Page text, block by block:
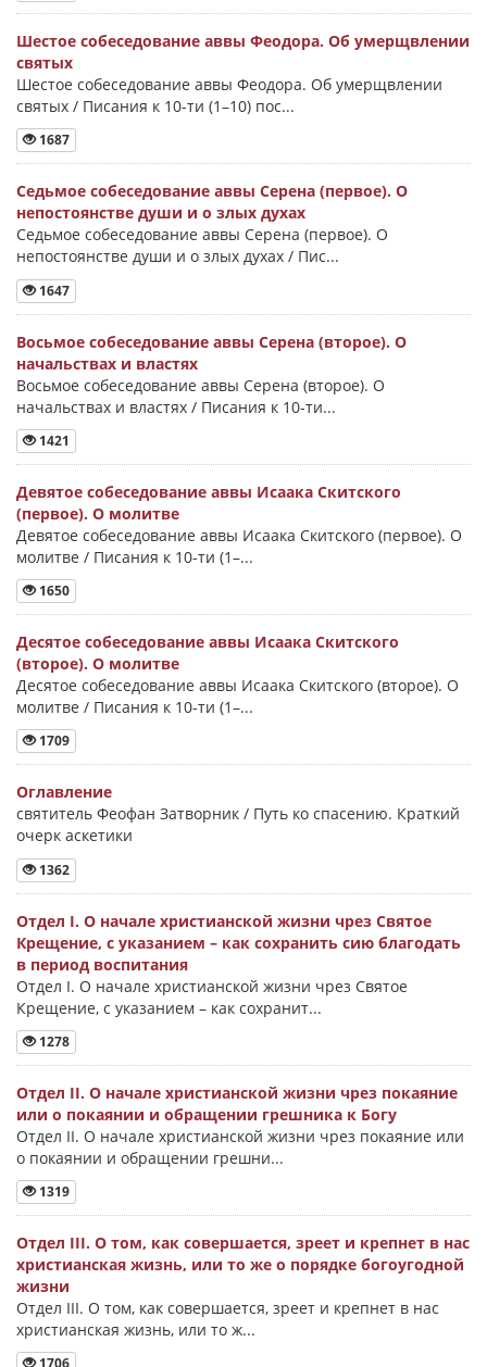
Шестое собеседование аввы Феодора. Об умерщвлении
святых
Шестое собеседование аввы Феодора. Об умерщвлении
святых / Писания к 10-ти (1–10) пос...
1687
Седьмое собеседование аввы Серена (первое). О
непостоянстве души и о злых духах
Седьмое собеседование аввы Серена (первое). О
непостоянстве души и о злых духах / Пис...
1647
Восьмое собеседование аввы Серена (второе). О
начальствах и властях
Восьмое собеседование аввы Серена (второе). О
начальствах и властях / Писания к 10-ти...
1421
Девятое собеседование аввы Исаака Скитского
(первое). О молитве
Девятое собеседование аввы Исаака Скитского (первое). О
молитве / Писания к 10-ти (1–...
1650
Десятое собеседование аввы Исаака Скитского
(второе). О молитве
Десятое собеседование аввы Исаака Скитского (второе). О
молитве / Писания к 10-ти (1–...
1709
Оглавление
святитель Феофан Затворник / Путь ко спасению. Краткий
очерк аскетики
1362
Отдел I. О начале христианской жизни чрез Святое
Крещение, с указанием – как сохранить сию благодать
в период воспитания
Отдел I. О начале христианской жизни чрез Святое
Крещение, с указанием – как сохранит...
1278
Отдел II. О начале христианской жизни чрез покаяние
или о покаянии и обращении грешника к Богу
Отдел II. О начале христианской жизни чрез покаяние или
о покаянии и обращении грешни...
1319
Отдел III. О том, как совершается, зреет и крепнет в нас
христианская жизнь, или то же о порядке богоугодной
жизни
Отдел III. О том, как совершается, зреет и крепнет в нас
христианская жизнь, или то ж...